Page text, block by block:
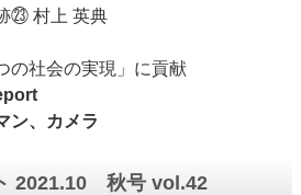
㉓ 村上 英典
の社会の実現」に貢献
ン、カメラ
2021.10 秋号 vol.42